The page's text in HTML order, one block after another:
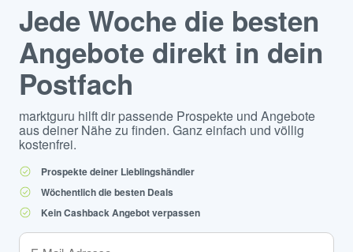
Jede Woche die besten
Angebote direkt in dein
Postfach
marktguru hilft dir passende Prospekte und Angebote
aus deiner Nähe zu finden. Ganz einfach und völlig
kostenfrei.
Prospekte deiner Lieblingshändler
Wöchentlich die besten Deals
Kein Cashback Angebot verpassen